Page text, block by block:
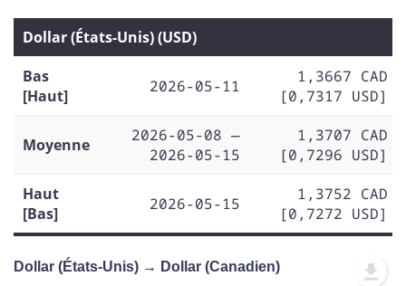
Dollar (États-Unis) (USD)
Bas
[Haut]
2026-05-11
1,3667 CAD
[0,7317 USD]
Moyenne
2026-05-08 —
2026-05-15
1,3707 CAD
[0,7296 USD]
Haut
[Bas]
2026-05-15
1,3752 CAD
[0,7272 USD]
Dollar (États-Unis) → Dollar (Canadien)